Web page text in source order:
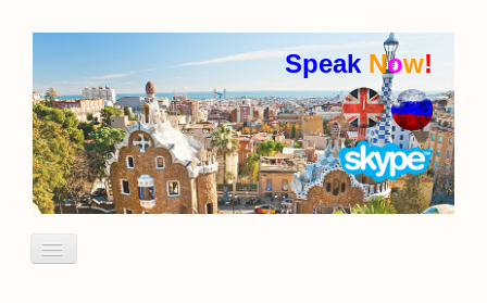
Speak Now!
Включить/